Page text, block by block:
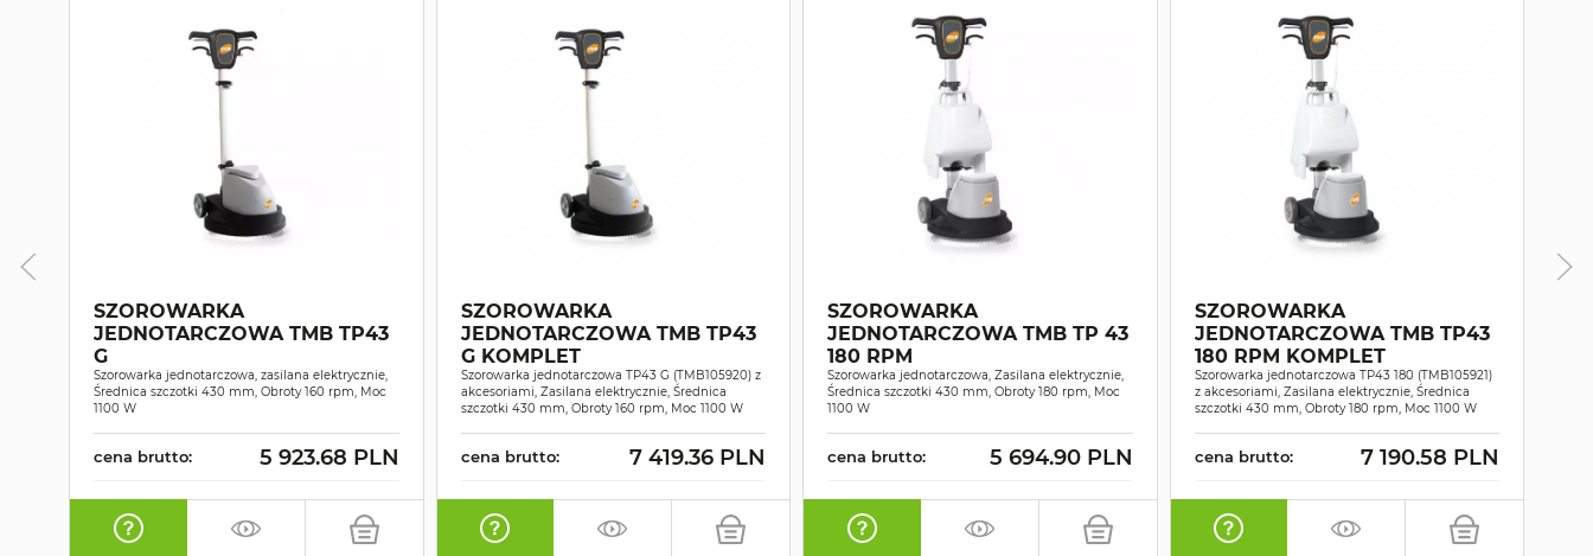
SZOROWARKA
JEDNOTARCZOWA TMB TP43
G
Szorowarka jednotarczowa, zasilana elektrycznie,
Średnica szczotki 430 mm, Obroty 160 rpm, Moc
1100 W
cena brutto: 5 923.68 PLN
SZOROWARKA
JEDNOTARCZOWA TMB TP43
G KOMPLET
Szorowarka jednotarczowa TP43 G (TMB105920) z
akcesoriami, Zasilana elektrycznie, Średnica
szczotki 430 mm, Obroty 160 rpm, Moc 1100 W
cena brutto: 7 419.36 PLN
SZOROWARKA
JEDNOTARCZOWA TMB TP 43
180 RPM
Szorowarka jednotarczowa, Zasilana elektrycznie,
Średnica szczotki 430 mm, Obroty 180 rpm, Moc
1100 W
cena brutto: 5 694.90 PLN
SZOROWARKA
JEDNOTARCZOWA TMB TP43
180 RPM KOMPLET
Szorowarka jednotarczowa TP43 180 (TMB105921)
z akcesoriami, Zasilana elektrycznie, Średnica
szczotki 430 mm, Obroty 180 rpm, Moc 1100 W
cena brutto: 7 190.58 PLN